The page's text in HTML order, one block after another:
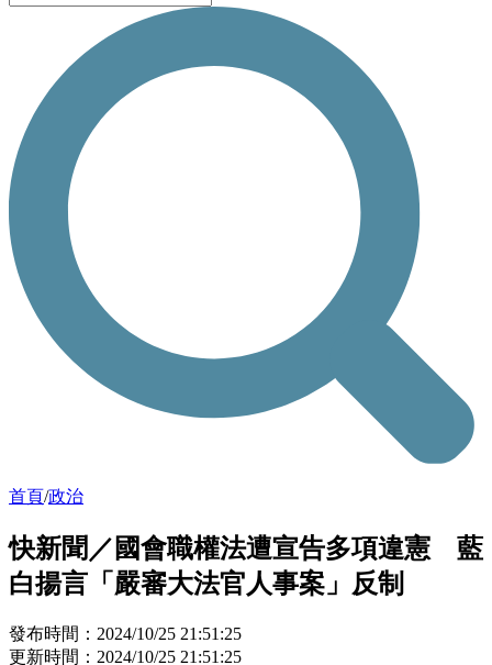
首頁/政治
快新聞／國會職權法遭宣告多項違憲 藍
白揚言「嚴審大法官人事案」反制
發布時間：2024/10/25 21:51:25
更新時間：2024/10/25 21:51:25